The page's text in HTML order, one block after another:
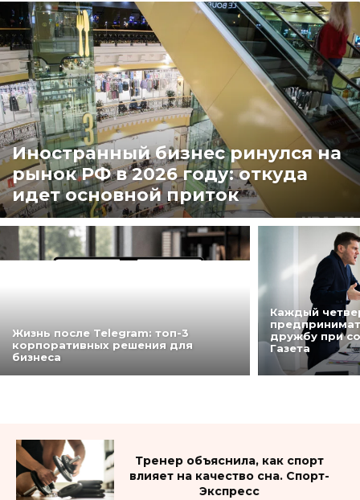
Иностранный бизнес ринулся на
рынок РФ в 2026 году: откуда
идет основной приток
Жизнь после Telegram: топ-3
корпоративных решения для
бизнеса
Каждый
дружбу при
Газета
Тренер объяснила, как спорт
влияет на качество сна. Спорт-
Экспресс